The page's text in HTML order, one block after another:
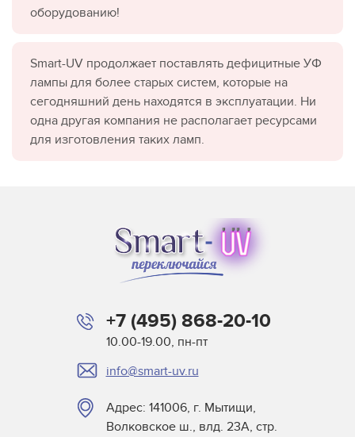
оборудованию!
Smart-UV продолжает поставлять дефицитные УФ
лампы для более старых систем, которые на
сегодняшний день находятся в эксплуатации. Ни
одна другая компания не располагает ресурсами
для изготовления таких ламп.
+7 (495) 868-20-10
10.00-19.00, пн-пт
info@smart-uv.ru
Адрес: 141006, г. Мытищи,
Волковское ш., влд. 23А, стр.